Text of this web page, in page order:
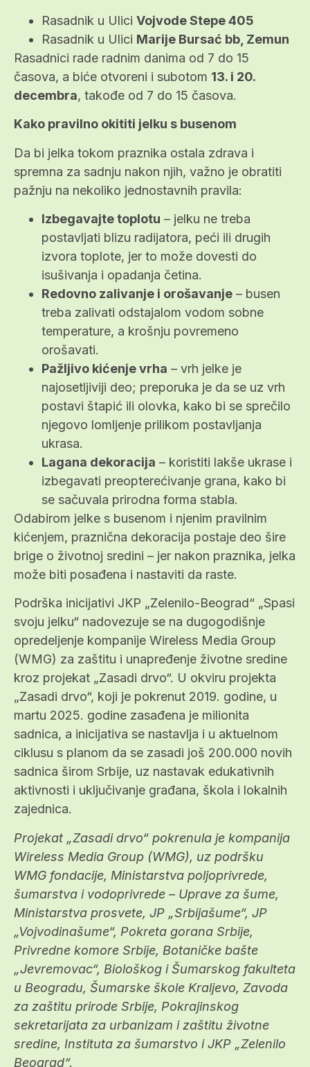
Rasadnik u Ulici Vojvode Stepe 405
Rasadnik u Ulici Marije Bursać bb, Zemun
Rasadnici rade radnim danima od 7 do 15
časova, a biće otvoreni i subotom 13. i 20.
decembra, takođe od 7 do 15 časova.
Kako pravilno okititi jelku s busenom
Da bi jelka tokom praznika ostala zdrava i
spremna za sadnju nakon njih, važno je obratiti
pažnju na nekoliko jednostavnih pravila:
Izbegavajte toplotu – jelku ne treba
postavljati blizu radijatora, peći ili drugih
izvora toplote, jer to može dovesti do
isušivanja i opadanja četina.
Redovno zalivanje i orošavanje – busen
treba zalivati odstajalom vodom sobne
temperature, a krošnju povremeno
orošavati.
Pažljivo kićenje vrha – vrh jelke je
najosetljiviji deo; preporuka je da se uz vrh
postavi štapić ili olovka, kako bi se sprečilo
njegovo lomljenje prilikom postavljanja
ukrasa.
Lagana dekoracija – koristiti lakše ukrase i
izbegavati preopterećivanje grana, kako bi
se sačuvala prirodna forma stabla.
Odabirom jelke s busenom i njenim pravilnim
kićenjem, praznična dekoracija postaje deo šire
brige o životnoj sredini – jer nakon praznika, jelka
može biti posađena i nastaviti da raste.
Podrška inicijativi JKP „Zelenilo-Beograd“ „Spasi
svoju jelku“ nadovezuje se na dugogodišnje
opredeljenje kompanije Wireless Media Group
(WMG) za zaštitu i unapređenje životne sredine
kroz projekat „Zasadi drvo“. U okviru projekta
„Zasadi drvo“, koji je pokrenut 2019. godine, u
martu 2025. godine zasađena je milionita
sadnica, a inicijativa se nastavlja i u aktuelnom
ciklusu s planom da se zasadi još 200.000 novih
sadnica širom Srbije, uz nastavak edukativnih
aktivnosti i uključivanje građana, škola i lokalnih
zajednica.
Projekat „Zasadi drvo“ pokrenula je kompanija
Wireless Media Group (WMG), uz podršku
WMG fondacije, Ministarstva poljoprivrede,
šumarstva i vodoprivrede – Uprave za šume,
Ministarstva prosvete, JP „Srbijašume“, JP
„Vojvodinašume“, Pokreta gorana Srbije,
Privredne komore Srbije, Botaničke bašte
„Jevremovac“, Biološkog i Šumarskog fakulteta
u Beogradu, Šumarske škole Kraljevo, Zavoda
za zaštitu prirode Srbije, Pokrajinskog
sekretarijata za urbanizam i zaštitu životne
sredine, Instituta za šumarstvo i JKP „Zelenilo
Beograd“.